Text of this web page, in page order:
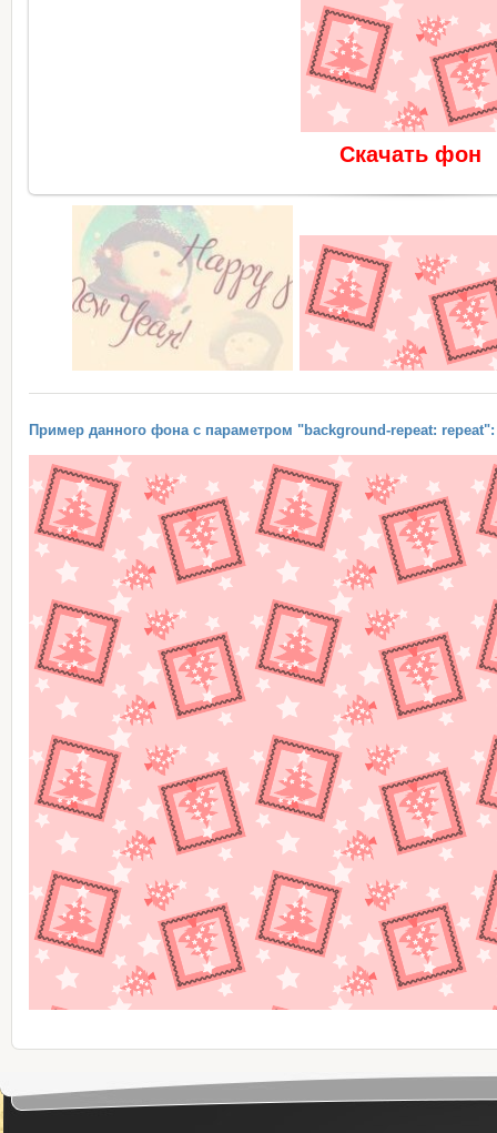
Скачать фон
Пример данного фона с параметром "background-repeat: repeat":